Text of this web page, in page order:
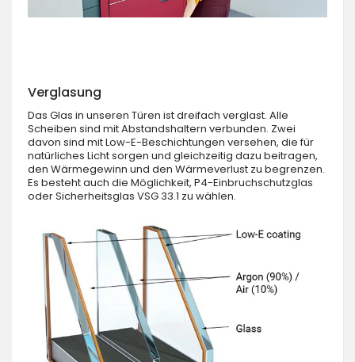
Verglasung
Das Glas in unseren Türen ist dreifach verglast. Alle
Scheiben sind mit Abstandshaltern verbunden. Zwei
davon sind mit Low-E-Beschichtungen versehen, die für
natürliches Licht sorgen und gleichzeitig dazu beitragen,
den Wärmegewinn und den Wärmeverlust zu begrenzen.
Es besteht auch die Möglichkeit, P4-Einbruchschutzglas
oder Sicherheitsglas VSG 33.1 zu wählen.